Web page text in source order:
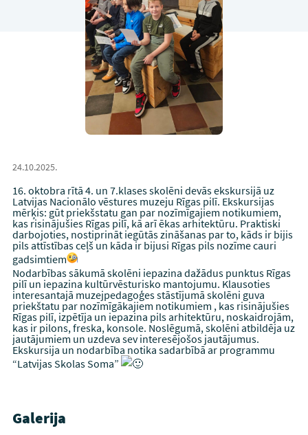
24.10.2025.
16. oktobra rītā 4. un 7.klases skolēni devās ekskursijā uz
Latvijas Nacionālo vēstures muzeju Rīgas pilī. Ekskursijas
mērķis: gūt priekšstatu gan par nozīmīgajiem notikumiem,
kas risinājušies Rīgas pilī, kā arī ēkas arhitektūru. Praktiski
darbojoties, nostiprināt iegūtās zināšanas par to, kāds ir bijis
pils attīstības ceļš un kāda ir bijusi Rīgas pils nozīme cauri
gadsimtiem
Nodarbības sākumā skolēni iepazina dažādus punktus Rīgas
pilī un iepazina kultūrvēsturisko mantojumu. Klausoties
interesantajā muzejpedagoģes stāstījumā skolēni guva
priekštatu par nozīmīgākajiem notikumiem , kas risinājušies
Rīgas pilī, izpētīja un iepazina pils arhitektūru, noskaidrojām,
kas ir pilons, freska, konsole. Noslēgumā, skolēni atbildēja uz
jautājumiem un uzdeva sev interesējošos jautājumus.
Ekskursija un nodarbība notika sadarbībā ar programmu
“Latvijas Skolas Soma”
Galerija